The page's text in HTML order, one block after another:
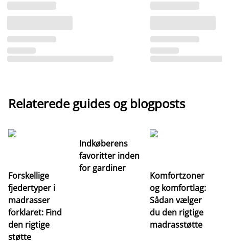
Relaterede guides og blogposts
Forskellige
fjedertyper i
madrasser
forklaret: Find
den rigtige
støtte
Indkøberens
favoritter inden
for gardiner
Komfortzoner
og komfortlag:
Sådan vælger
du den rigtige
madrasstøtte